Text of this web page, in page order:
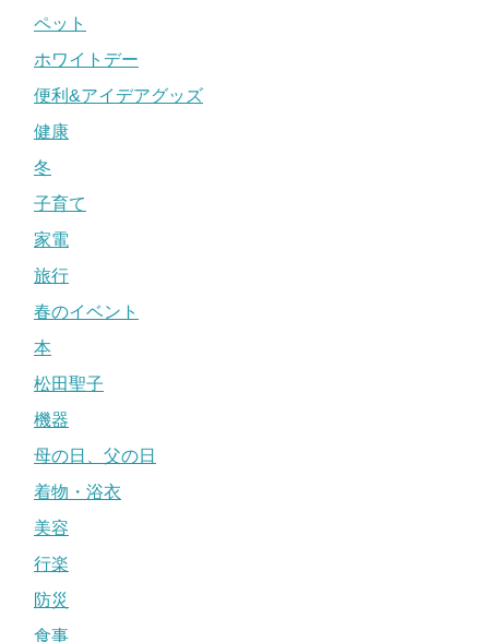
ペット
ホワイトデー
便利&アイデアグッズ
健康
冬
子育て
家電
旅行
春のイベント
本
松田聖子
機器
母の日、父の日
着物・浴衣
美容
行楽
防災
食事